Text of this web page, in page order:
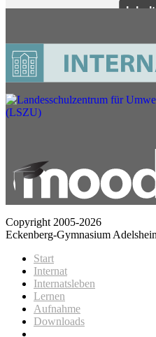
Copyright 2005-2026
Eckenberg-Gymnasium
Start
Internat
Internatsleben
Lernen
Aufnahme
Downloads